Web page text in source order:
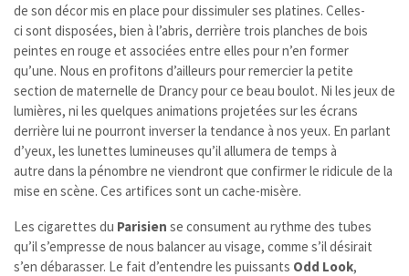
de son décor mis en place pour dissimuler ses platines. Celles-
ci sont disposées, bien à l’abris, derrière trois planches de bois
peintes en rouge et associées entre elles pour n’en former
qu’une. Nous en profitons d’ailleurs pour remercier la petite
section de maternelle de Drancy pour ce beau boulot. Ni les jeux de
lumières, ni les quelques animations projetées sur les écrans
derrière lui ne pourront inverser la tendance à nos yeux. En parlant
d’yeux, les lunettes lumineuses qu’il allumera de temps à
autre dans la pénombre ne viendront que confirmer le ridicule de la
mise en scène. Ces artifices sont un cache-misère.
Les cigarettes du Parisien se consument au rythme des tubes
qu’il s’empresse de nous balancer au visage, comme s’il désirait
s’en débarasser. Le fait d’entendre les puissants Odd Look,